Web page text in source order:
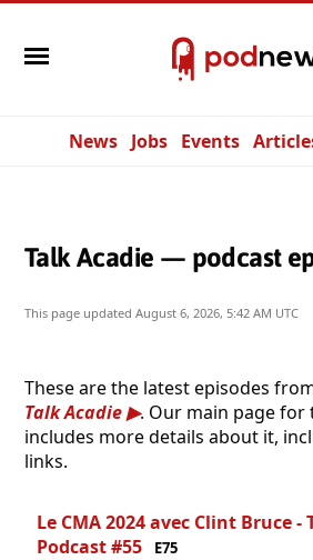
News Jobs Events
Talk Acadie — podcast
This page updated August 6, 2026, 5:42 AM UTC
These are the latest episodes
Talk Acadie
. Our main page for
includes more details about it,
links.
Le CMA 2024 avec Clint Bruce -
Podcast #55
E75